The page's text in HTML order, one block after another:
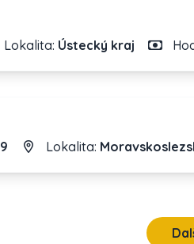
Lokalita: Ústecký kraj
Lokalita: